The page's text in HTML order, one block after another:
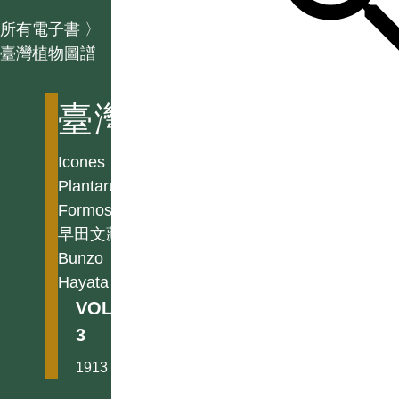
所有電子書 〉
臺灣植物圖譜
臺灣植物圖譜
Icones
Plantarum
Formosanarum
早田文藏
Bunzo
Hayata
VOL.
3
1913